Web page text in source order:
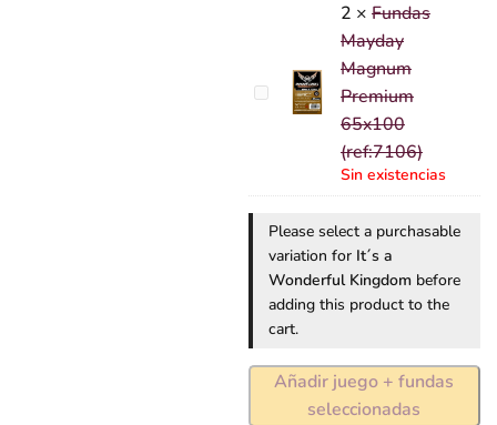
Fundas
Mayday
65x100
(ref:7106)
2 × Fundas
Mayday
Magnum
Premium
65x100
(ref:7106)
Sin existencias
Please select a purchasable
variation for It´s a
Wonderful Kingdombefore
adding this product to the
cart.
Añadir juego + fundas
seleccionadas